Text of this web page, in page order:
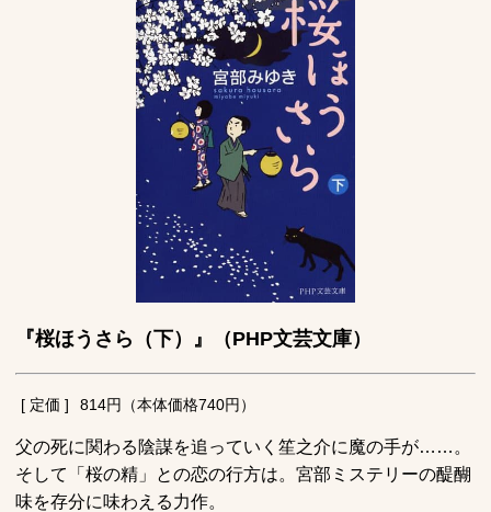
『桜ほうさら（下）』（PHP文芸文庫）
[ 定価 ] 814円（本体価格740円）
父の死に関わる陰謀を追っていく笙之介に魔の手が……。
そして「桜の精」との恋の行方は。宮部ミステリーの醍醐
味を存分に味わえる力作。